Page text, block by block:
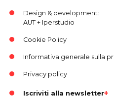
Design & development:
AUT+ Iperstudio
Cookie Policy
Informativa generale sulla
Privacy policy
Iscriviti alla newsletter